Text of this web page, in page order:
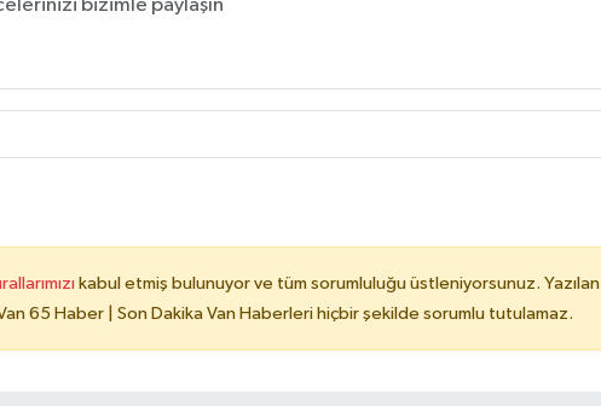
kabul etmiş bulunuyor ve tüm sorumluluğu üstleniyorsunuz. Yazılan
65 Haber | Son Dakika Van Haberleri hiçbir şekilde sorumlu tutulamaz.